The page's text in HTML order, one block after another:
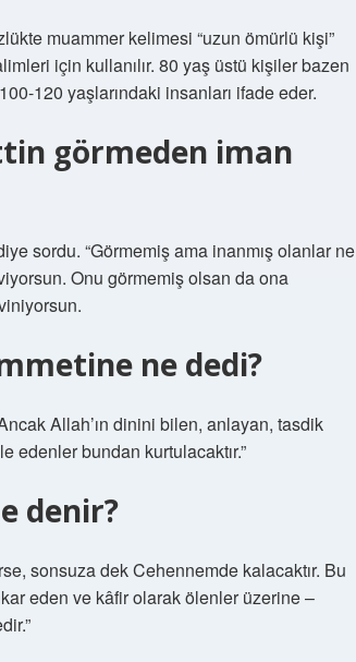
muammer kelimesi “uzun ömürlü kişi”
için kullanılır. 80 yaş üstü kişiler bazen
120 yaşlarındaki insanları ifade eder.
görmeden iman
sordu. “Görmemiş ama inanmış olanlar ne
Onu görmemiş olsan da ona
ne dedi?
Allah’ın dinini bilen, anlayan, tasdik
bundan kurtulacaktır.”
denir?
sonsuza dek Cehennemde kalacaktır. Bu
eden ve kâfir olarak ölenler üzerine –